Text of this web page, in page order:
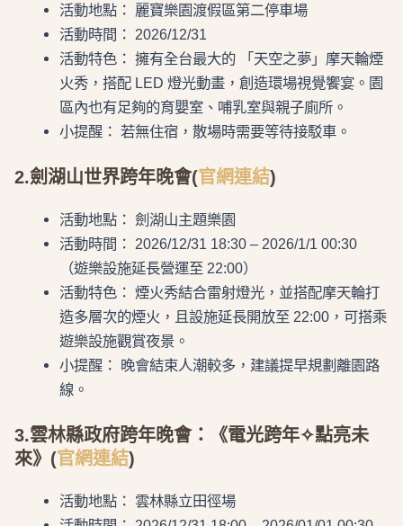
活動地點： 麗寶樂園渡假區第二停車場
活動時間： 2026/12/31
活動特色： 擁有全台最大的 「天空之夢」摩天輪煙
火秀，搭配 LED 燈光動畫，創造環場視覺饗宴。園
區內也有足夠的育嬰室、哺乳室與親子廁所。
小提醒： 若無住宿，散場時需要等待接駁車。
2.劍湖山世界跨年晚會(官網連結)
活動地點： 劍湖山主題樂園
活動時間： 2026/12/31 18:30 – 2026/1/1 00:30
（遊樂設施延長營運至 22:00）
活動特色： 煙火秀結合雷射燈光，並搭配摩天輪打
造多層次的煙火，且設施延長開放至 22:00，可搭乘
遊樂設施觀賞夜景。
小提醒： 晚會結束人潮較多，建議提早規劃離園路
線。
3.雲林縣政府跨年晚會：《電光跨年✧點亮未
來》(官網連結)
活動地點： 雲林縣立田徑場